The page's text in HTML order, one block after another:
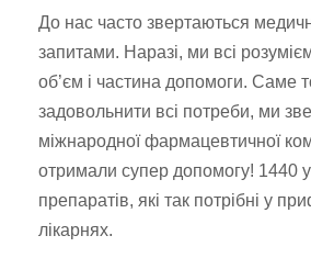
До нас часто звертаються
запитами. Наразі, ми всі
об’єм і частина допомоги. Саме
задовольнити всі потреби, ми
міжнародної фармацевтичної
отримали супер допомогу! 1440
препаратів, які так потрібні у
лікарнях.